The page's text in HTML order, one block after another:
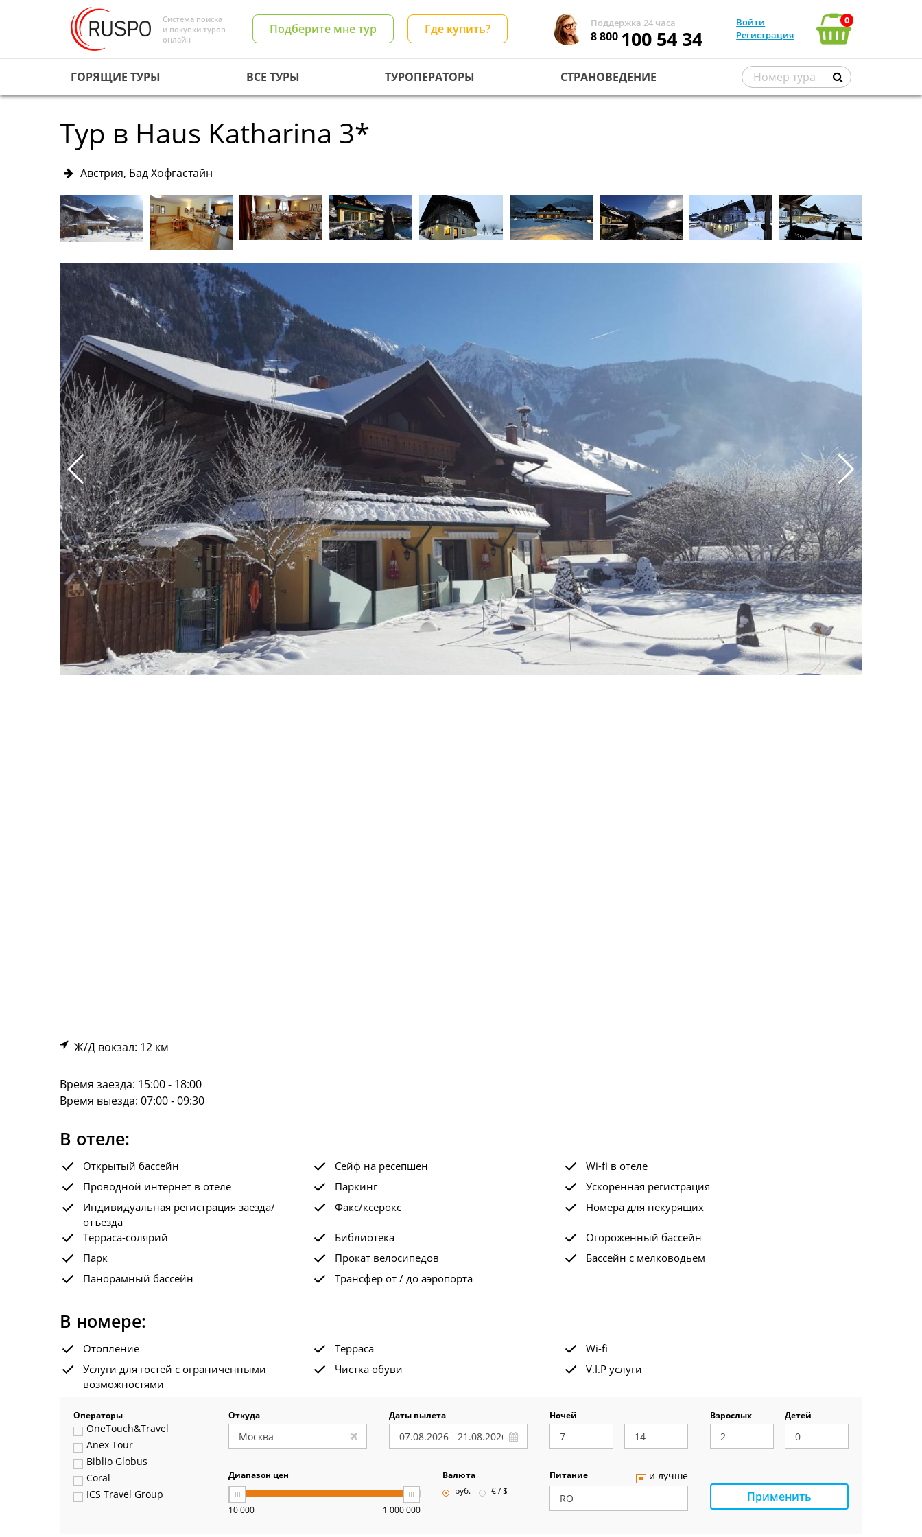
Система поиска
и покупки туров
онлайн
Подберите мне тур Где купить? Поддержка 24 часа
8 800100 54 34
Войти
Регистрация
0
ГОРЯЩИЕ ТУРЫ ВСЕ ТУРЫ ТУРОПЕРАТОРЫ СТРАНОВЕДЕНИЕ
Тур в Haus Katharina 3*
Австрия, Бад Хофгастайн
Ж/Д вокзал: 12 км
Время заезда: 15:00 - 18:00
Время выезда: 07:00 - 09:30
В отеле:
Открытый бассейн Сейф на ресепшен
Wi-fi в отеле
Проводной интернет в отеле
Паркинг
Ускоренная регистрация
Индивидуальная регистрация заезда/
отъезда
Факс/ксерокс Номера для некурящих
Терраса-солярий Библиотека
Огороженный бассейн
Парк
Прокат велосипедов
Бассейн с мелководьем
Панорамный бассейн
Трансфер от / до аэропорта
В номере:
Отопление Терраса
Wi-fi
Услуги для гостей с ограниченными
возможностями
Чистка обуви V.I.P услуги
Операторы
OneTouch&Travel
Anex Tour
Biblio Globus
Coral
ICS Travel Group
Откуда Даты вылета Ночей Взрослых Детей
Диапазон цен
10 000 1 000 000
Валюта
руб.
€ / $
Питание и лучше
Применить